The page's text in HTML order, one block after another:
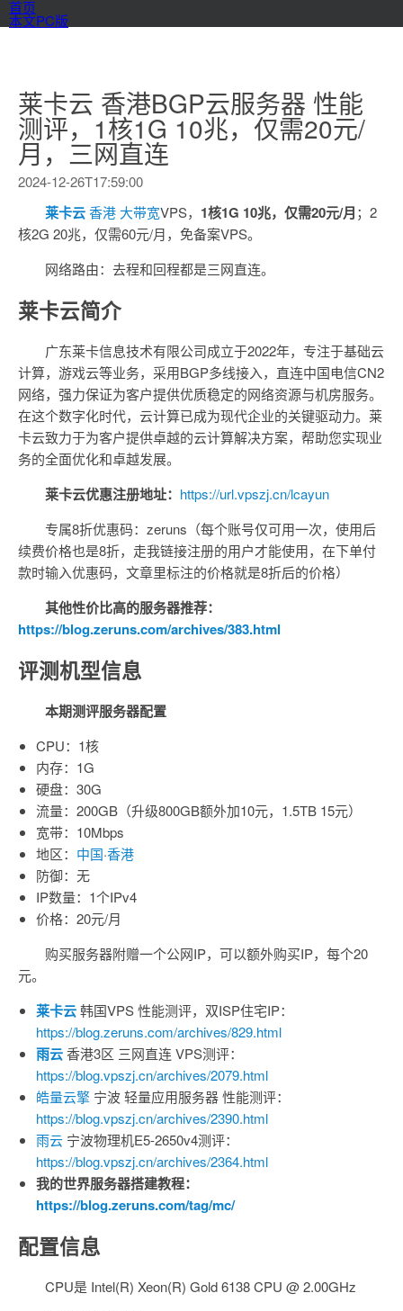
首页
本文PC版
莱卡云 香港BGP云服务器 性能
测评，1核1G 10兆，仅需20元/
月，三网直连
2024-12-26T17:59:00
莱卡云香港 大带宽VPS， 1核1G 10兆，仅需20元/月；2
核2G 20兆，仅需60元/月，免备案VPS。
网络路由：去程和回程都是三网直连。
莱卡云简介
广东莱卡信息技术有限公司成立于2022年，专注于基础云
计算，游戏云等业务，采用BGP多线接入，直连中国电信CN2
网络，强力保证为客户提供优质稳定的网络资源与机房服务。
在这个数字化时代，云计算已成为现代企业的关键驱动力。莱
卡云致力于为客户提供卓越的云计算解决方案，帮助您实现业
务的全面优化和卓越发展。
莱卡云优惠注册地址： https://url.vpszj.cn/lcayun
专属8折优惠码：zeruns（每个账号仅可用一次，使用后
续费价格也是8折，走我链接注册的用户才能使用，在下单付
款时输入优惠码，文章里标注的价格就是8折后的价格）
其他性价比高的服务器推荐：
https://blog.zeruns.com/archives/383.html
评测机型信息
本期测评服务器配置
CPU：1核
内存：1G
硬盘：30G
流量：200GB（升级800GB额外加10元，1.5TB 15元）
宽带：10Mbps
地区： 中国·香港
防御：无
IP数量：1个IPv4
价格：20元/月
购买服务器附赠一个公网IP，可以额外购买IP，每个20
元。
莱卡云韩国VPS 性能测评，双ISP住宅IP：
https://blog.zeruns.com/archives/829.html
雨云香港3区 三网直连 VPS测评：
https://blog.vpszj.cn/archives/2079.html
皓量云擎 宁波 轻量应用服务器 性能测评：
https://blog.vpszj.cn/archives/2390.html
雨云 宁波物理机E5-2650v4测评：
https://blog.vpszj.cn/archives/2364.html
我的世界服务器搭建教程：
https://blog.zeruns.com/tag/mc/
配置信息
CPU是 Intel(R) Xeon(R) Gold 6138 CPU @ 2.00GHz